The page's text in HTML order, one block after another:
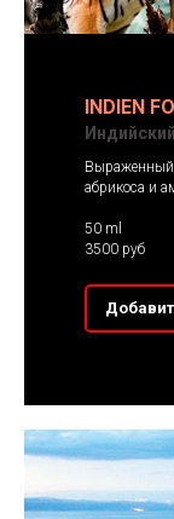
INDIEN
Выраженный
абрикоса и
50 ml
3500 руб